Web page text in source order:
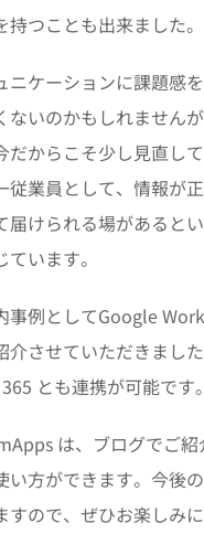
持つことも出来ました。
ニケーションに課題感
ないのかもしれません
だからこそ少し見直し
従業員として、情報が
届けられる場があると
います。
事例としてGoogle
介させていただきまし
とも連携が可能です。
は、ブログでご
い方ができます。今後
すので、ぜひお楽しみ